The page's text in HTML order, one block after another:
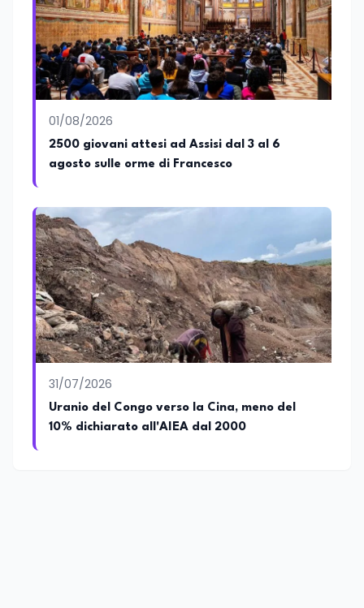
Docente a contratto di Diritto
dell'Economia e Diritto Internazionale
presso la SSML di Lamezia Terme e
presso l'Università Telematica eCampus,
è autore di pubblicazioni in ambito
pedagogico sulle competenze
caratteriali e il framework LifeComp. Ha
tenuto interventi al Senato della
Regione Lombardia e a Buenos Aires su
temi che spaziano dalla pedagogia
Manager certificato MISE, unisce visione
strategica e competenza tecnologica
con una vocazione per il dialogo
istituzionale e la ricerca applicata.
01/08/2026
2500 giovani attesi ad Assisi dal 3 al 6
agosto sulle orme di Francesco
31/07/2026
Uranio del Congo verso la Cina, meno del
10% dichiarato all'AIEA dal 2000